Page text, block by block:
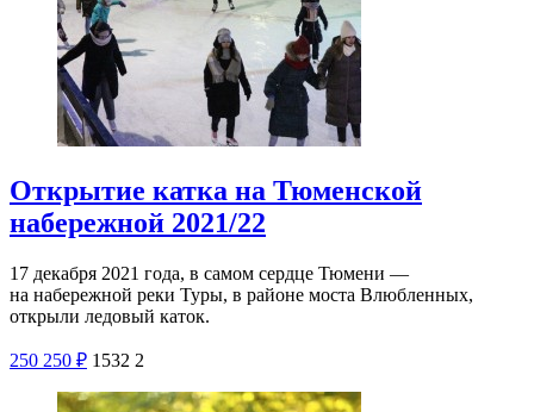
Открытие катка на Тюменской
набережной 2021/22
17 декабря 2021 года, в самом сердце Тюмени —
на набережной реки Туры, в районе моста Влюбленных,
открыли ледовый каток.
250 250 ₽ 1532 2